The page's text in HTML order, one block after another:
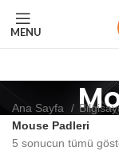
MENU
Ana Sayfa
Mouse Padleri
5 sonucun tümü